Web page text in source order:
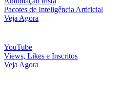
Pacotes de Inteligência Artificial
Veja Agora
YouTube
Views, Likes e Inscritos
Veja Agora